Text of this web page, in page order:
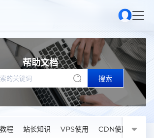
帮助文档
搜索
程 站长知识 VPS使用 CDN使用